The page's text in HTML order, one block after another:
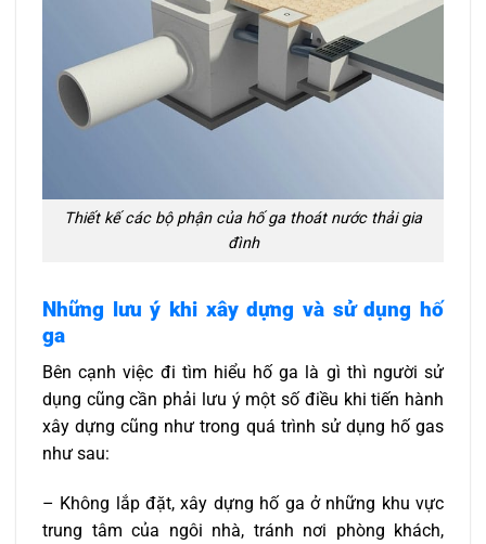
Thiết kế các bộ phận của hố ga thoát nước thải gia
đình
Những lưu ý khi xây dựng và sử dụng hố
ga
Bên cạnh việc đi tìm hiểu hố ga là gì thì người sử
dụng cũng cần phải lưu ý một số điều khi tiến hành
xây dựng cũng như trong quá trình sử dụng hố gas
như sau:
– Không lắp đặt, xây dựng hố ga ở những khu vực
trung tâm của ngôi nhà, tránh nơi phòng khách,